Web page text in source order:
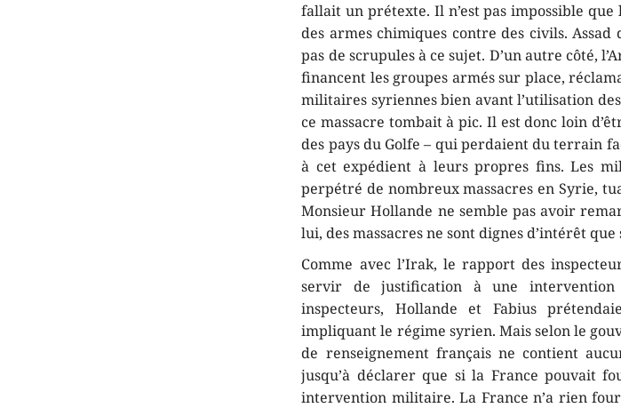
fallait un prétexte. Il n’est pas impossible
des armes chimiques contre des civils.
pas de scrupules à ce sujet. D’un autre côté,
financent les groupes armés sur place,
militaires syriennes bien avant l’utilisation
ce massacre tombait à pic. Il est donc loin
des pays du Golfe – qui perdaient du terrain
à cet expédient à leurs propres fins. Les
perpétré de nombreux massacres en Syrie,
Monsieur Hollande ne semble pas avoir
lui, des massacres ne sont dignes d’intérêt
Comme avec l’Irak, le rapport des
servir de justification à une
inspecteurs, Hollande et Fabius
impliquant le régime syrien. Mais selon le
de renseignement français ne contient
jusqu’à déclarer que si la France pouvait
intervention militaire. La France n’a rien